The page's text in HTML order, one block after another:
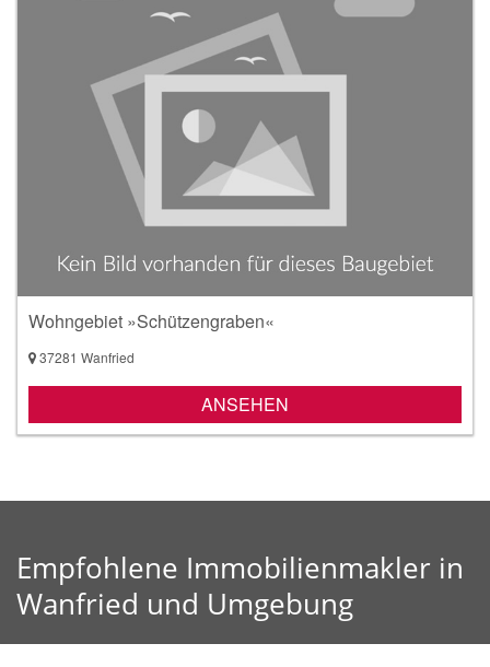
Wohngebiet »Schützengraben«
37281 Wanfried
ANSEHEN
Empfohlene Immobilienmakler in
Wanfried und Umgebung